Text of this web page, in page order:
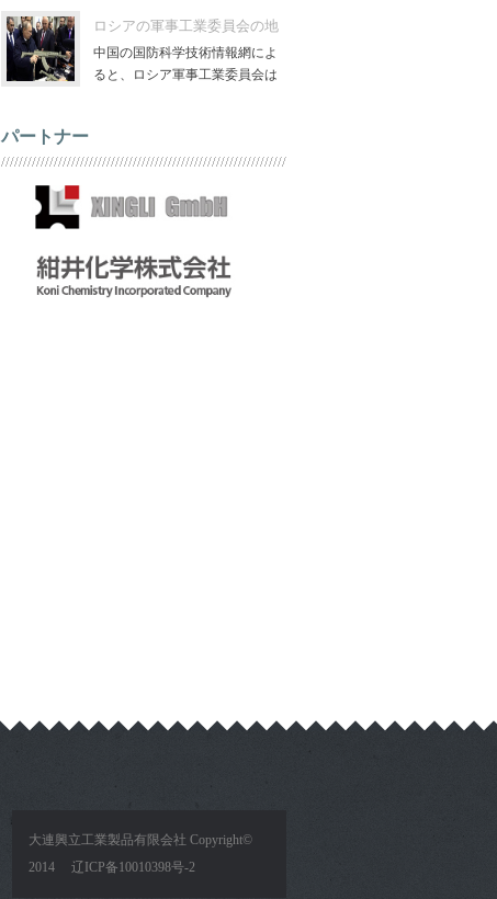
ンドの動きの相関が弱い、昨日
ロシアの軍事工業委員会の地
位向上するプーチ
中国の国防科学技術情報網によ
ると、ロシア軍事工業委員会は
パートナー
大連興立工業製品有限会社 Copyright©
2014 辽ICP备10010398号-2